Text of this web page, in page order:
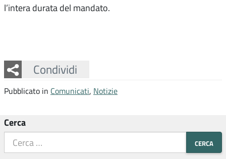
l’intera durata del mandato.
Condividi
Facebook
Twitter
Whatsapp
Pubblicato in Comunicati, Notizie
Cerca